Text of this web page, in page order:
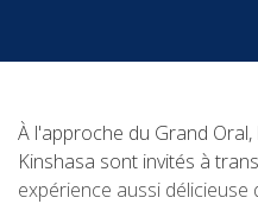
À l'approche du Grand
Kinshasa sont invités à
expérience aussi